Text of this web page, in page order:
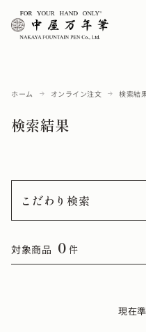
ホーム オンライン注文 検索結
検索結果
こだわり検索
対象商品 0 件
現在